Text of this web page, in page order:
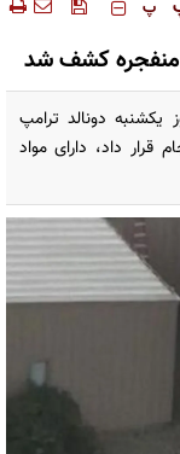
پ
منفجره کشف شد
یکشنبه دونالد ترامپ
داد، دارای مواد